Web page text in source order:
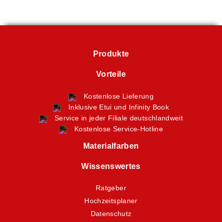
Produkte
Vorteile
Kostenlose Lieferung
Inklusive Etui und Infinity Book
Service in jeder Filiale deutschlandweit
Kostenlose Service-Hotline
Materialfarben
Wissenswertes
Ratgeber
Hochzeitsplaner
Datenschutz